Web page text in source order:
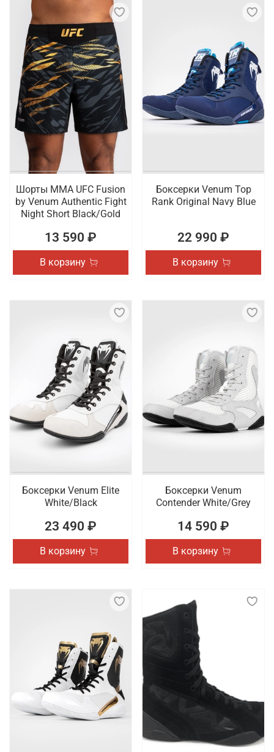
Шорты ММА UFC Fusion
by Venum Authentic Fight
Night Short Black/Gold
13 590 ₽
В корзину
Боксерки Venum Top
Rank Original Navy Blue
22 990 ₽
В корзину
Боксерки Venum Elite
White/Black
23 490 ₽
В корзину
Боксерки Venum
Contender White/Grey
14 590 ₽
В корзину